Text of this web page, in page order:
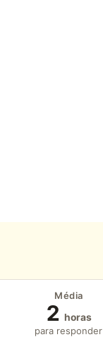
Média
2 horas
para responder